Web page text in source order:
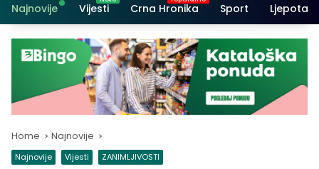
Najnovije Vijesti Crna Hronika Sport Ljepota i
Home Najnovije
Najnovije Vijesti ZANIMLJIVOSTI